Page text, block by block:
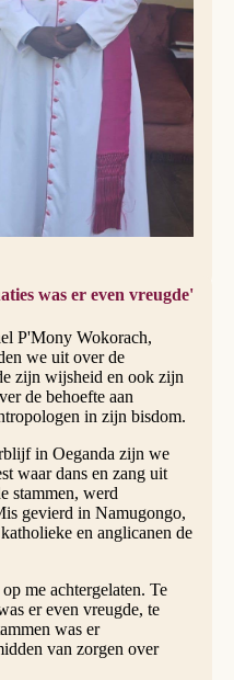
was er even vreugde'
P'Mony Wokorach,
we uit over de
zijn wijsheid en ook zijn
de behoefte aan
in zijn bisdom.
in Oeganda zijn we
waar dans en zang uit
stammen, werd
gevierd in Namugongo,
en anglicanen de
me achtergelaten. Te
er even vreugde, te
was er
van zorgen over